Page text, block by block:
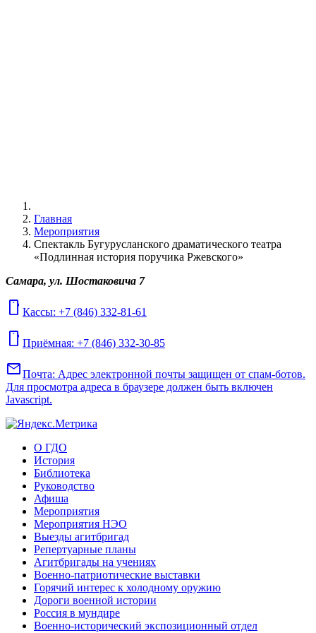
Главная
Мероприятия
Спектакль Бугурусланского драматического театра
«Подлинная история поручика Ржевского»
Самара, ул. Шостаковича 7
mobile Кассы: +7 (846) 332-81-61
mobile Приёмная: +7 (846) 332-30-85
mailПочта: Адрес электронной почты защищен от спам-ботов.
Для просмотра адреса в браузере должен быть включен
Javascript.
О ГДО
История
Библиотека
Руководство
Афиша
Мероприятия
Мероприятия НЭО
Выезды агитбригад
Репертуарные планы
Агитбригады на учениях
Военно-патриотические выставки
Горячий интерес к холодному оружию
Дороги военной истории
Россия в мундире
Военно-исторический экспозиционный отдел